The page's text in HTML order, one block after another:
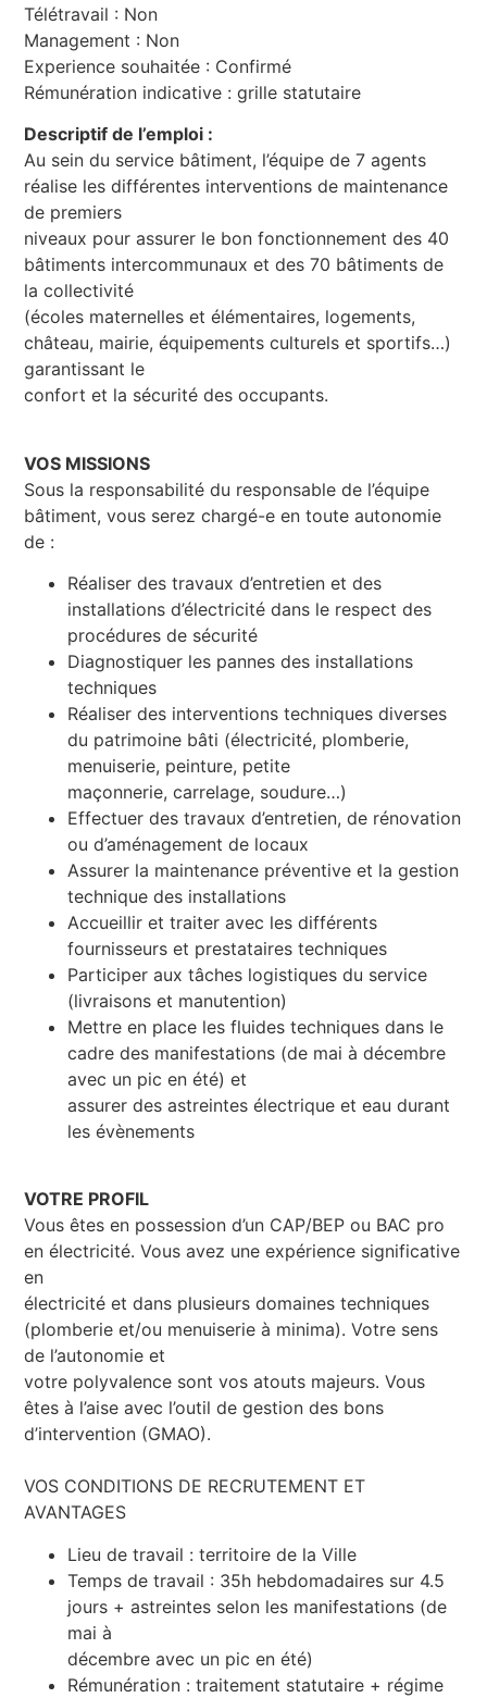
Télétravail : Non
Management : Non
Experience souhaitée : Confirmé
Rémunération indicative : grille statutaire
Descriptif de l’emploi :
Au sein du service bâtiment, l’équipe de 7 agents
réalise les différentes interventions de maintenance
de premiers
niveaux pour assurer le bon fonctionnement des 40
bâtiments intercommunaux et des 70 bâtiments de
la collectivité
(écoles maternelles et élémentaires, logements,
château, mairie, équipements culturels et sportifs…)
garantissant le
confort et la sécurité des occupants.
VOS MISSIONS
Sous la responsabilité du responsable de l’équipe
bâtiment, vous serez chargé-e en toute autonomie
de :
Réaliser des travaux d’entretien et des
installations d’électricité dans le respect des
procédures de sécurité
Diagnostiquer les pannes des installations
techniques
Réaliser des interventions techniques diverses
du patrimoine bâti (électricité, plomberie,
menuiserie, peinture, petite
maçonnerie, carrelage, soudure…)
Effectuer des travaux d’entretien, de rénovation
ou d’aménagement de locaux
Assurer la maintenance préventive et la gestion
technique des installations
Accueillir et traiter avec les différents
fournisseurs et prestataires techniques
Participer aux tâches logistiques du service
(livraisons et manutention)
Mettre en place les fluides techniques dans le
cadre des manifestations (de mai à décembre
avec un pic en été) et
assurer des astreintes électrique et eau durant
les évènements
VOTRE PROFIL
Vous êtes en possession d’un CAP/BEP ou BAC pro
en électricité. Vous avez une expérience significative
en
électricité et dans plusieurs domaines techniques
(plomberie et/ou menuiserie à minima). Votre sens
de l’autonomie et
votre polyvalence sont vos atouts majeurs. Vous
êtes à l’aise avec l’outil de gestion des bons
d’intervention (GMAO).
VOS CONDITIONS DE RECRUTEMENT ET
AVANTAGES
Lieu de travail : territoire de la Ville
Temps de travail : 35h hebdomadaires sur 4.5
jours + astreintes selon les manifestations (de
mai à
décembre avec un pic en été)
Rémunération : traitement statutaire + régime